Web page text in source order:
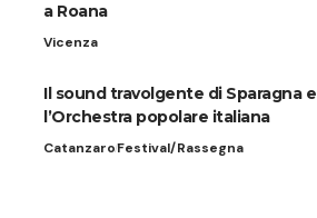
a Roana
Vicenza
Il sound travolgente di Sparagna e
l’Orchestra popolare italiana
CatanzaroFestival/Rassegna